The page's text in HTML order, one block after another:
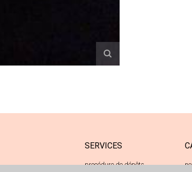
SERVICES
procédure de dépôts